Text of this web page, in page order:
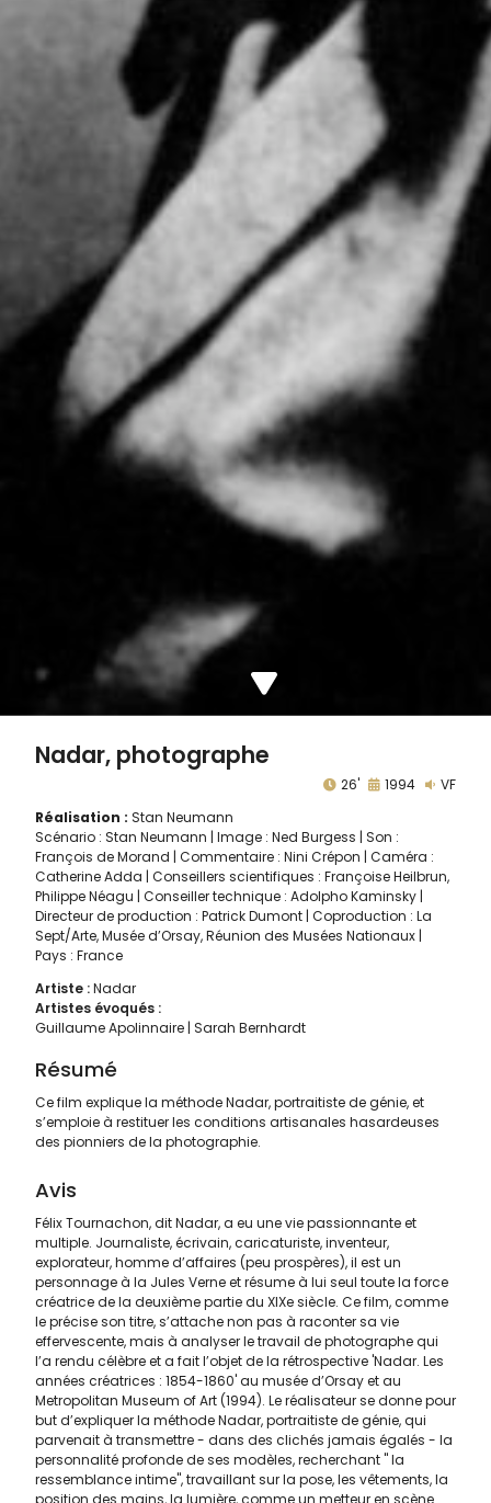
Artiste :Nadar
Artistes évoqués :
Guillaume Apolinnaire Sarah Bernhardt
Nadar, photographe
26' 1994
VF
Réalisation : Stan Neumann
Scénario : Stan Neumann | Image : Ned Burgess | Son :
François de Morand | Commentaire : Nini Crépon | Caméra :
Catherine Adda | Conseillers scientifiques : Françoise Heilbrun,
Philippe Néagu | Conseiller technique : Adolpho Kaminsky |
Directeur de production : Patrick Dumont | Coproduction : La
Sept/Arte, Musée d’Orsay, Réunion des Musées Nationaux |
Pays : France
Résumé
Ce film explique la méthode Nadar, portraitiste de génie, et
s’emploie à restituer les conditions artisanales hasardeuses
des pionniers de la photographie.
Avis
Félix Tournachon, dit Nadar, a eu une vie passionnante et
multiple. Journaliste, écrivain, caricaturiste, inventeur,
explorateur, homme d’affaires (peu prospères), il est un
personnage à la Jules Verne et résume à lui seul toute la force
créatrice de la deuxième partie du XIXe siècle. Ce film, comme
le précise son titre, s’attache non pas à raconter sa vie
effervescente, mais à analyser le travail de photographe qui
l’a rendu célèbre et a fait l’objet de la rétrospective 'Nadar. Les
années créatrices : 1854-1860' au musée d’Orsay et au
Metropolitan Museum of Art (1994). Le réalisateur se donne pour
but d’expliquer la méthode Nadar, portraitiste de génie, qui
parvenait à transmettre - dans des clichés jamais égalés - la
personnalité profonde de ses modèles, recherchant " la
ressemblance intime", travaillant sur la pose, les vêtements, la